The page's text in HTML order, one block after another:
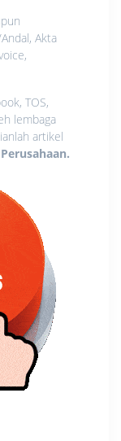
Akta
TOS,
lembaga
artikel
.